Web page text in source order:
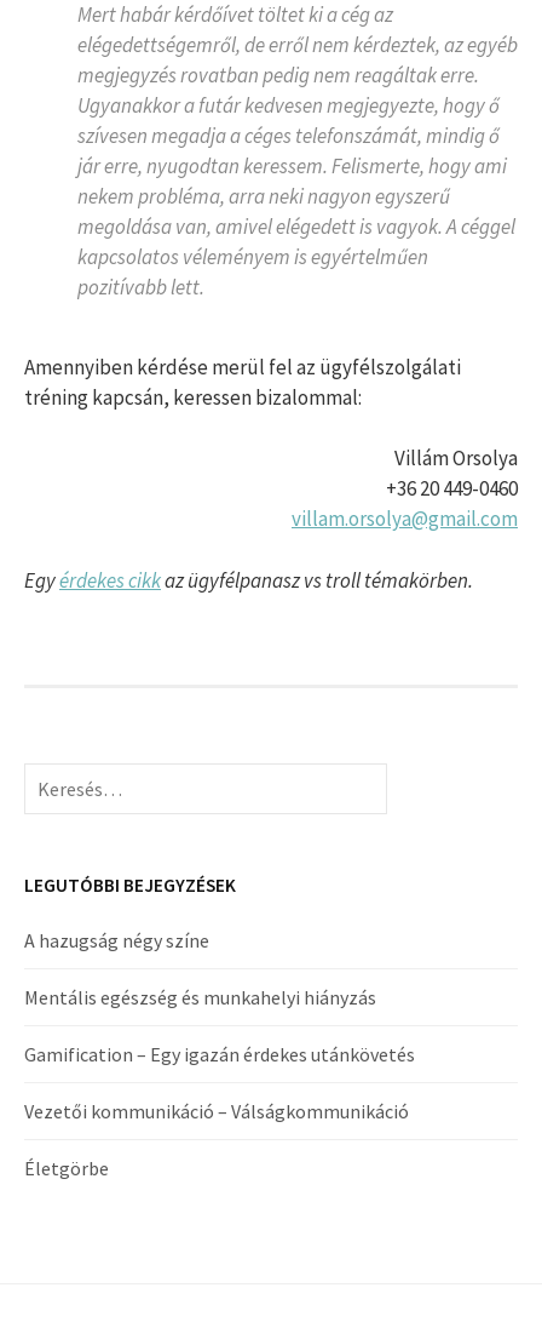
Mert habár kérdőívet töltet ki a cég az
elégedettségemről, de erről nem kérdeztek, az egyéb
megjegyzés rovatban pedig nem reagáltak erre.
Ugyanakkor a futár kedvesen megjegyezte, hogy ő
szívesen megadja a céges telefonszámát, mindig ő
jár erre, nyugodtan keressem. Felismerte, hogy ami
nekem probléma, arra neki nagyon egyszerű
megoldása van, amivel elégedett is vagyok. A céggel
kapcsolatos véleményem is egyértelműen
pozitívabb lett.
Amennyiben kérdése merül fel az ügyfélszolgálati
tréning kapcsán, keressen bizalommal:
Villám Orsolya
+36 20 449-0460
villam.orsolya@gmail.com
Egyérdekes cikkaz ügyfélpanasz vs troll témakörben.
Keresés:
LEGUTÓBBI BEJEGYZÉSEK
A hazugság négy színe
Mentális egészség és munkahelyi hiányzás
Gamification – Egy igazán érdekes utánkövetés
Vezetői kommunikáció – Válságkommunikáció
Életgörbe